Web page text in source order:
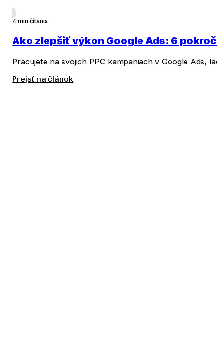
4 min čítania
Ako zlepšiť výkon Google Ads: 6
Pracujete na svojich PPC kampaniach v Google Ads,
Prejsť na článok